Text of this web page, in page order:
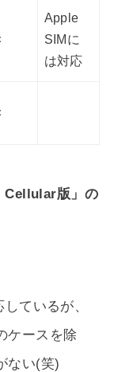
Apple
SIMに
は対応
Cellular版」の
ているが、
ケースを除
ない(笑)